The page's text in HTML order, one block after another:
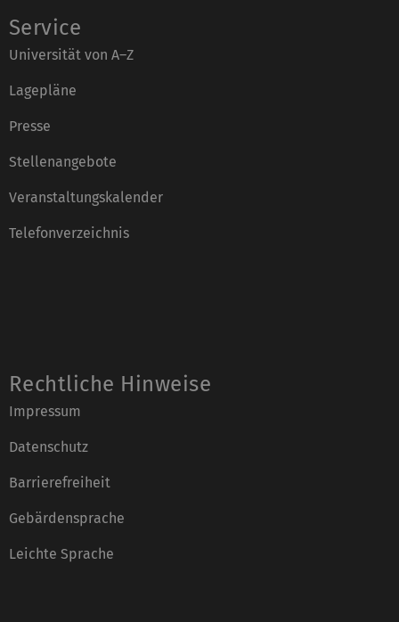
Service
Universität von A–Z
Lagepläne
Presse
Stellenangebote
Veranstaltungskalender
Telefonverzeichnis
Rechtliche Hinweise
Impressum
Datenschutz
Barrierefreiheit
Gebärdensprache
Leichte Sprache